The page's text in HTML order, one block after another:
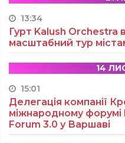
13:34
Гурт Kalush Orchestra
масштабний тур
14
15:01
Делегація компанії
міжнародному
Forum 3.0 у Варшаві